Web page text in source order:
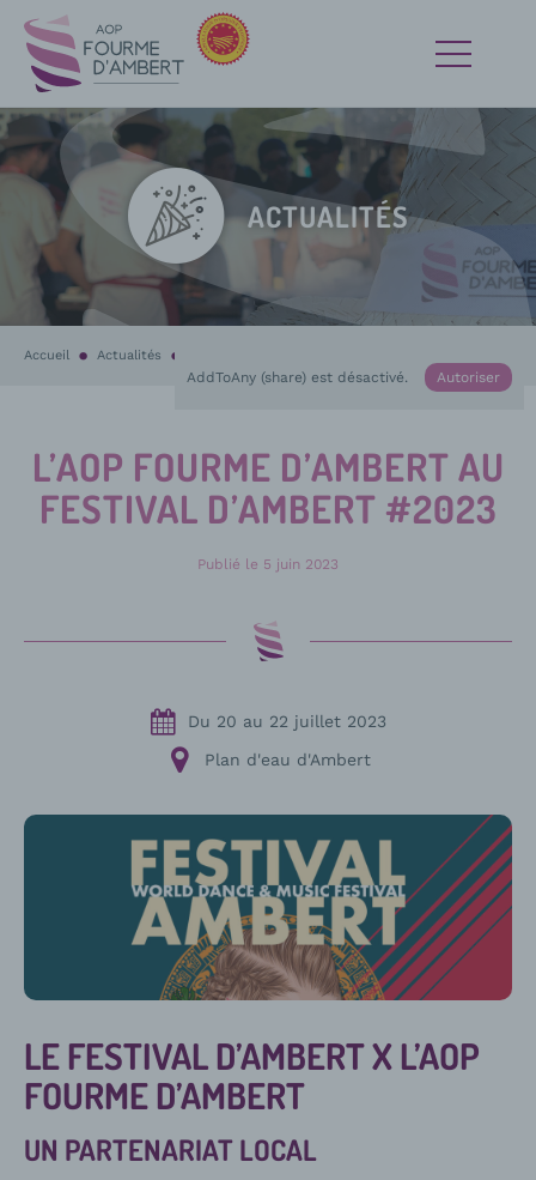
ACTUALITÉS
Accueil Actualités
AddToAny (share) est désactivé. Autoriser
L’AOP FOURME D’AMBERT AU
FESTIVAL D’AMBERT #2023
Publié le 5 juin 2023
Du 20 au 22 juillet 2023
Plan d'eau d'Ambert
LE FESTIVAL D’AMBERT X L’AOP
FOURME D’AMBERT
UN PARTENARIAT LOCAL